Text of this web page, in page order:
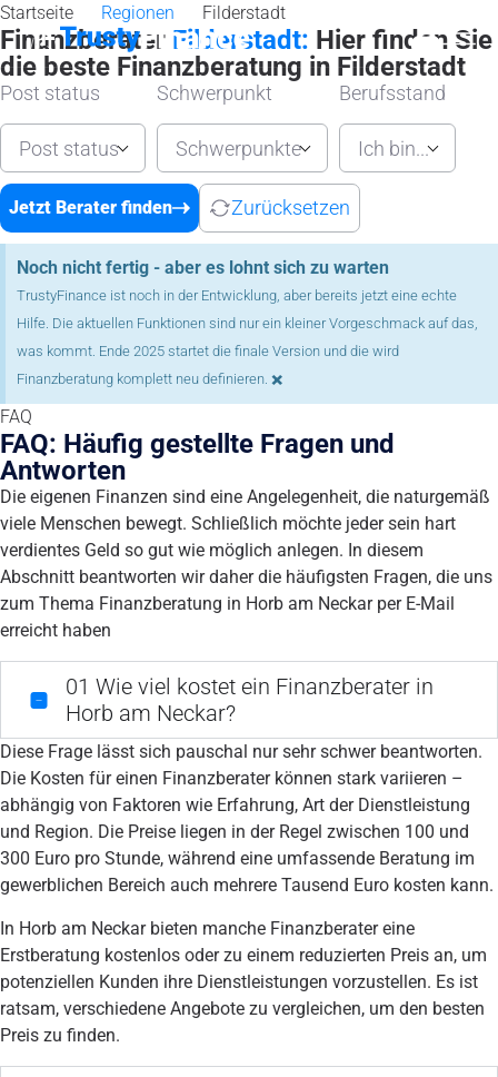
Startseite Regionen Filderstadt
Finanzberater Filderstadt: Hier finden Sie
die beste Finanzberatung in Filderstadt
Post status
Post status
Schwerpunkt
Schwerpunkte
Berufsstand
Ich bin...
Jetzt Berater finden Zurücksetzen
Noch nicht fertig - aber es lohnt sich zu warten
TrustyFinance ist noch in der Entwicklung, aber bereits jetzt eine echte
Hilfe. Die aktuellen Funktionen sind nur ein kleiner Vorgeschmack auf das,
was kommt. Ende 2025 startet die finale Version und die wird
Finanzberatung komplett neu definieren. ×
FAQ
FAQ: Häufig gestellte Fragen und
Antworten
Die eigenen Finanzen sind eine Angelegenheit, die naturgemäß
viele Menschen bewegt. Schließlich möchte jeder sein hart
verdientes Geld so gut wie möglich anlegen. In diesem
Abschnitt beantworten wir daher die häufigsten Fragen, die uns
zum Thema Finanzberatung in Horb am Neckar per E-Mail
erreicht haben
01 Wie viel kostet ein Finanzberater in
Horb am Neckar?
Diese Frage lässt sich pauschal nur sehr schwer beantworten.
Die Kosten für einen Finanzberater können stark variieren –
abhängig von Faktoren wie Erfahrung, Art der Dienstleistung
und Region. Die Preise liegen in der Regel zwischen 100 und
300 Euro pro Stunde, während eine umfassende Beratung im
gewerblichen Bereich auch mehrere Tausend Euro kosten kann.
In Horb am Neckar bieten manche Finanzberater eine
Erstberatung kostenlos oder zu einem reduzierten Preis an, um
potenziellen Kunden ihre Dienstleistungen vorzustellen. Es ist
ratsam, verschiedene Angebote zu vergleichen, um den besten
Preis zu finden.